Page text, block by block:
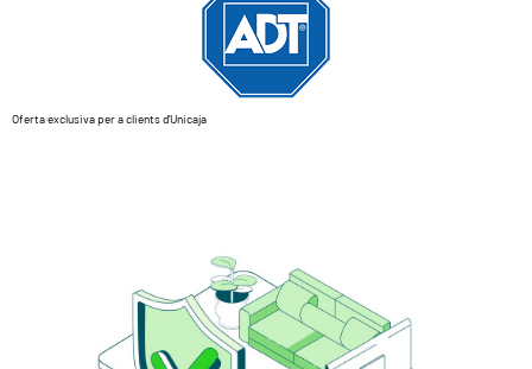
Oferta exclusiva per a clients d’Unicaja